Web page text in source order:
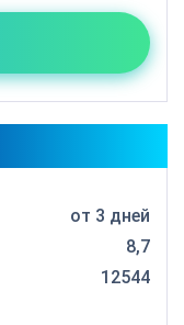
от 3 дней
8,7
12544